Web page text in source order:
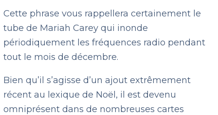
Cette phrase vous rappellera certainement le
tube de Mariah Carey qui inonde
périodiquement les fréquences radio pendant
tout le mois de décembre.
Bien qu’il s’agisse d’un ajout extrêmement
récent au lexique de Noël, il est devenu
omniprésent dans de nombreuses cartes